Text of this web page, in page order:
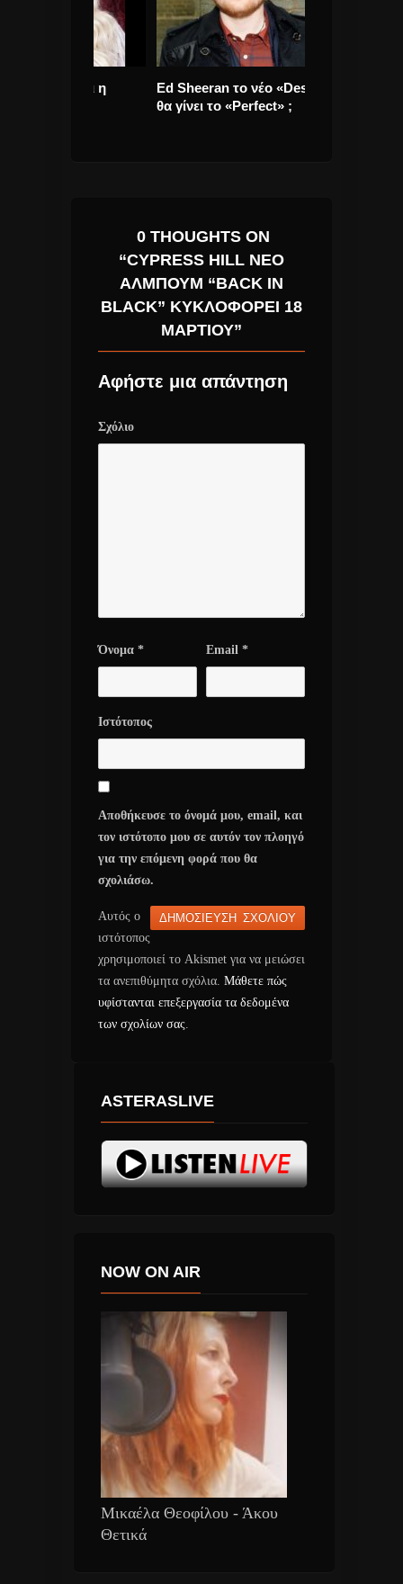
Ed Sheeran το νέο «Despacito»
θα γίνει το «Perfect» ;
0 THOUGHTS ON
“CYPRESS HILL ΝΈΟ
ΆΛΜΠΟΥΜ “BACK IN
BLACK” ΚΥΚΛΟΦΟΡΕΊ 18
ΜΑΡΤΊΟΥ”
Αφήστε μια απάντηση
Σχόλιο
Όνομα * Email *
Ιστότοπος
Αποθήκευσε το όνομά μου, email, και
τον ιστότοπο μου σε αυτόν τον πλοηγό
για την επόμενη φορά που θα
σχολιάσω.
Αυτός ο
ιστότοπος
χρησιμοποιεί το Akismet για να μειώσει
τα ανεπιθύμητα σχόλια. Μάθετε πώς
υφίστανται επεξεργασία τα δεδομένα
των σχολίων σας
ASTERASLIVE
NOW ON AIR
Μικαέλα Θεοφίλου - Άκου
Θετικά